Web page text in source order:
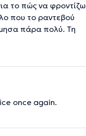
το πώς να φροντίζω
που το ραντεβού
πάρα πολύ. Τη
once again.